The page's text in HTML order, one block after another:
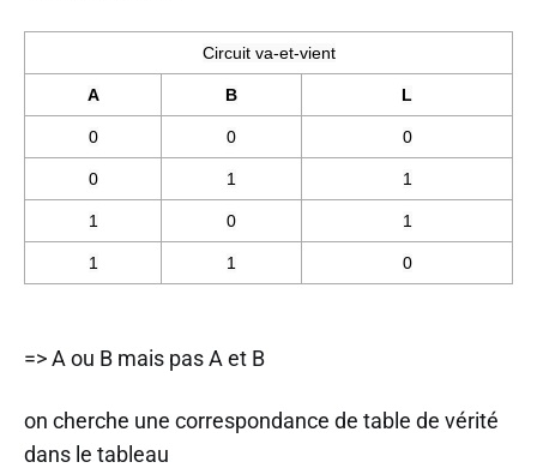
Circuit va-et-vient
A B L
0 0 0
0 1 1
1 0 1
1 1 0
=> A ou B mais pas A et B
on cherche une correspondance de table de vérité
dans le tableau